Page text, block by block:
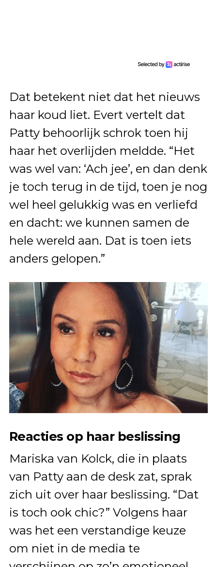
Dat betekent niet dat het nieuws
haar koud liet. Evert vertelt dat
Patty behoorlijk schrok toen hij
haar het overlijden meldde. “Het
was wel van: ‘Ach jee’, en dan denk
je toch terug in de tijd, toen je nog
wel heel gelukkig was en verliefd
en dacht: we kunnen samen de
hele wereld aan. Dat is toen iets
anders gelopen.”
Reacties op haar beslissing
Mariska van Kolck, die in plaats
van Patty aan de desk zat, sprak
zich uit over haar beslissing. “Dat
is toch ook chic?” Volgens haar
was het een verstandige keuze
om niet in de media te